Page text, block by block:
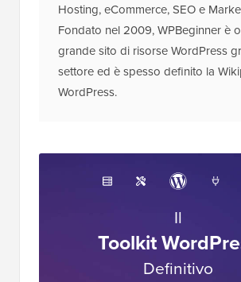
Hosting, eCommerce, SEO e
Fondato nel 2009, WPBeginner è
grande sito di risorse WordPress
settore ed è spesso definito la
WordPress.
Il
Toolkit
Definitivo